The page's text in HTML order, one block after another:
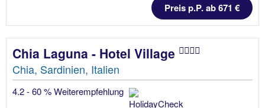
Preis p.P. ab 671 €
Chia Laguna - Hotel Village
Chia, Sardinien, Italien
4.2 - 60 % Weiterempfehlung